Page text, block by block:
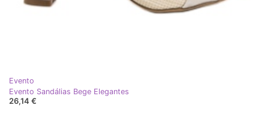
Evento
Evento Sandálias Bege Elegantes
26,14 €